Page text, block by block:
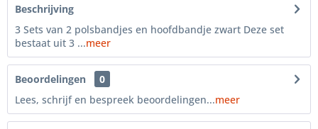
Beschrijving
3 Sets van 2 polsbandjes en hoofdbandje zwart Deze set
bestaat uit 3 ...meer
Beoordelingen
0
Lees, schrijf en bespreek beoordelingen...meer